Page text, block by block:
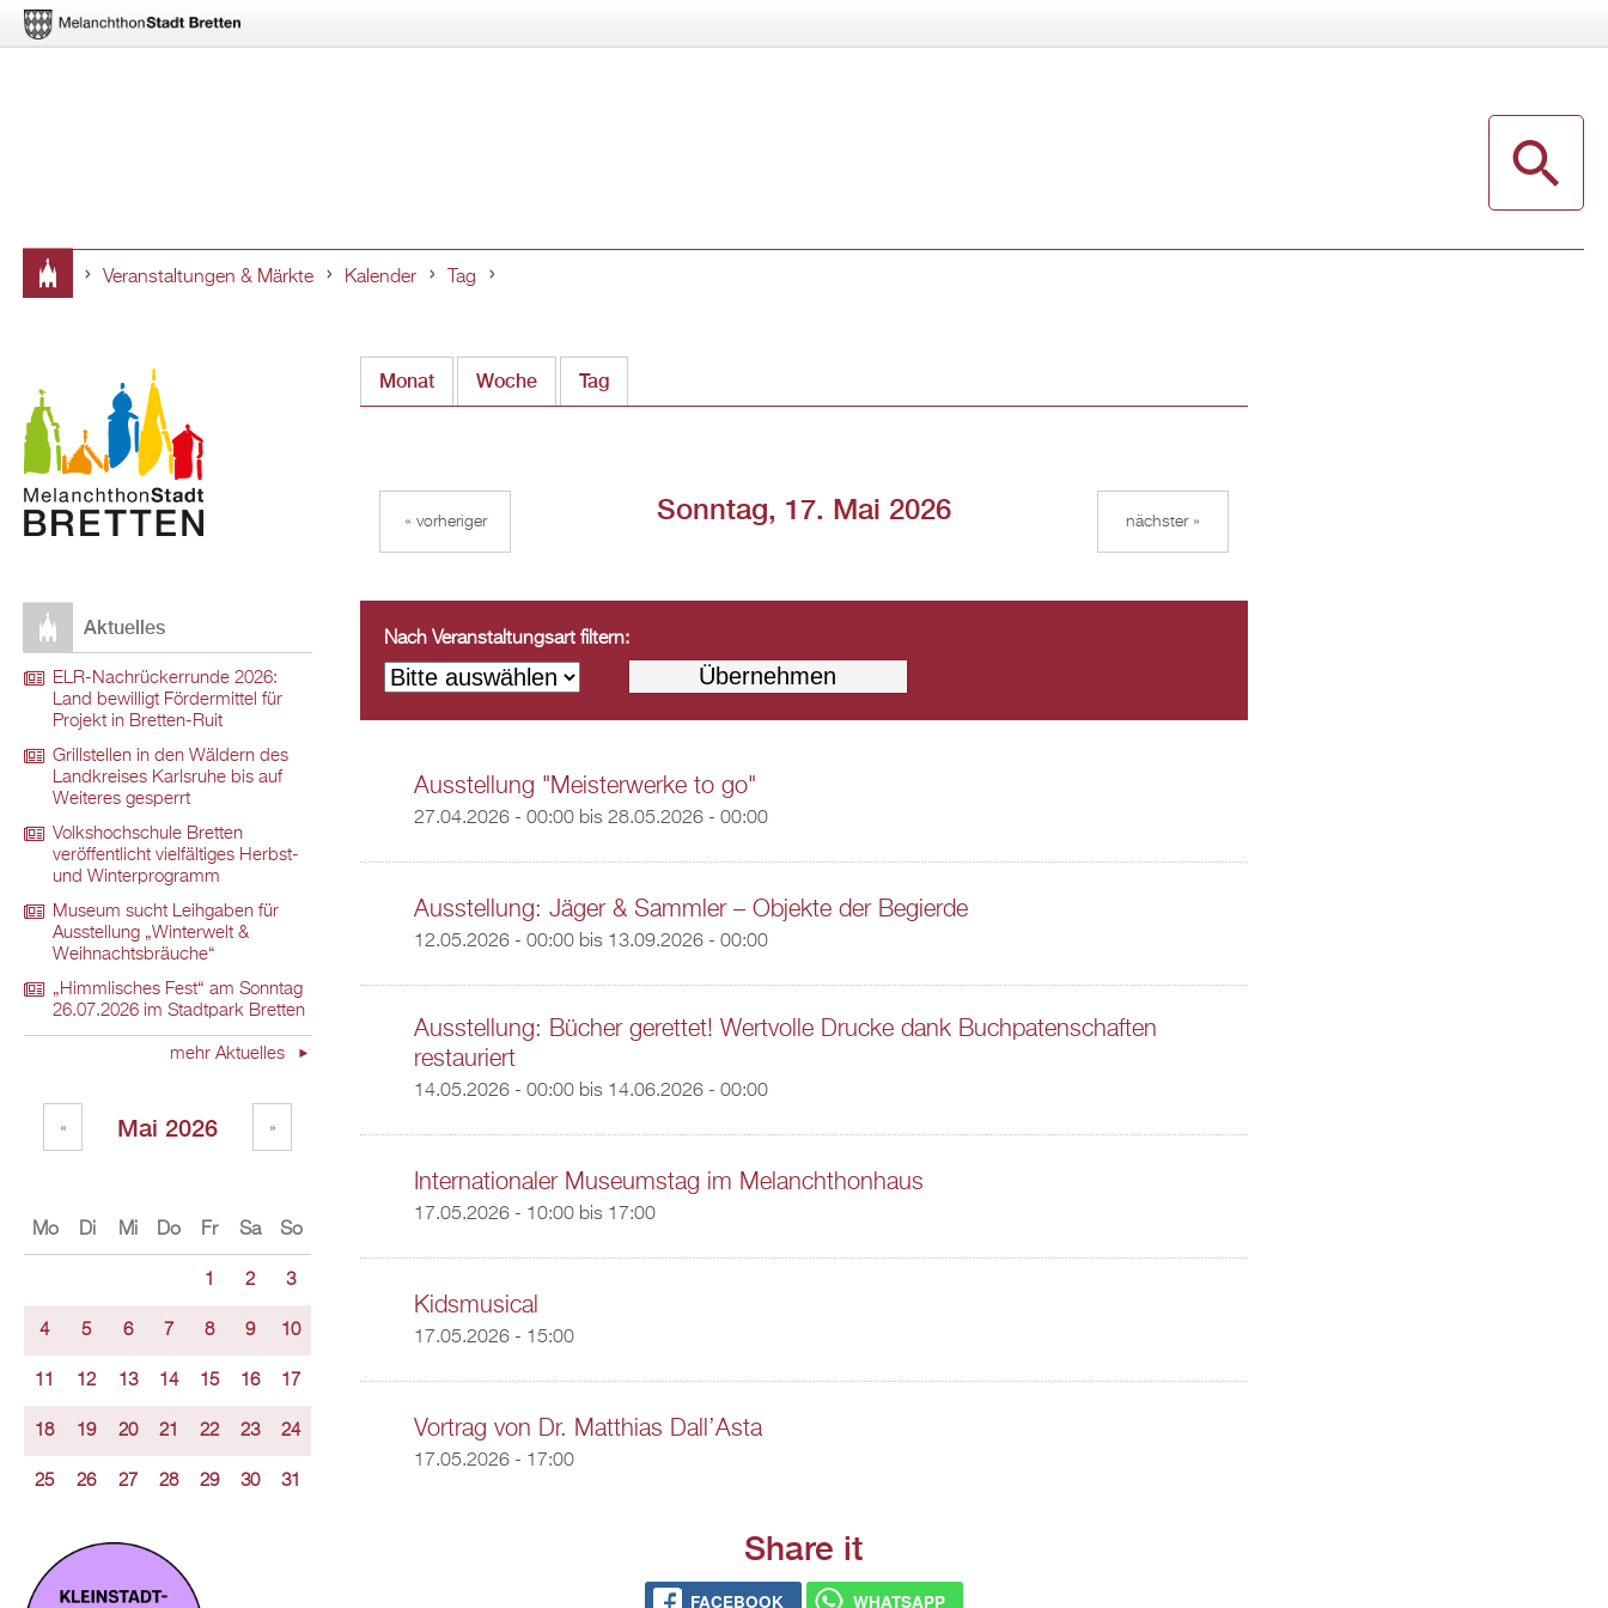
hier
Veranstaltungen & Märkte Kalender Tag
Monat Woche Tag(aktiver Reiter)
Sonntag, 17. Mai 2026
« vorheriger nächster »
Nach Veranstaltungsart filtern:
Ausstellung "Meisterwerke to go"
27.04.2026 - 00:00bis 28.05.2026 - 00:00
Ausstellung: Jäger & Sammler – Objekte der Begierde
12.05.2026 - 00:00bis 13.09.2026 - 00:00
Ausstellung: Bücher gerettet! Wertvolle Drucke dank Buchpatenschaften
restauriert
14.05.2026 - 00:00bis 14.06.2026 - 00:00
Internationaler Museumstag im Melanchthonhaus
17.05.2026 - 10:00bis 17:00
Kidsmusical
17.05.2026 - 15:00
Vortrag von Dr. Matthias Dall’Asta
17.05.2026 - 17:00
Share it
FACEBOOK WHATSAPP
Aktuelles
ELR-Nachrückerrunde 2026:
Land bewilligt Fördermittel für
Projekt in Bretten-Ruit
Grillstellen in den Wäldern des
Landkreises Karlsruhe bis auf
Weiteres gesperrt
Volkshochschule Bretten
veröffentlicht vielfältiges Herbst-
und Winterprogramm
Museum sucht Leihgaben für
Ausstellung „Winterwelt &
Weihnachtsbräuche“
„Himmlisches Fest“ am Sonntag
26.07.2026 im Stadtpark Bretten
mehr Aktuelles
Mai 2026
« »
Mo Di Mi Do Fr Sa So
1 2 3
4 5 6 7 8 9 10
11 12 13 14 15 16 17
18 19 20 21 22 23 24
25 26 27 28 29 30 31